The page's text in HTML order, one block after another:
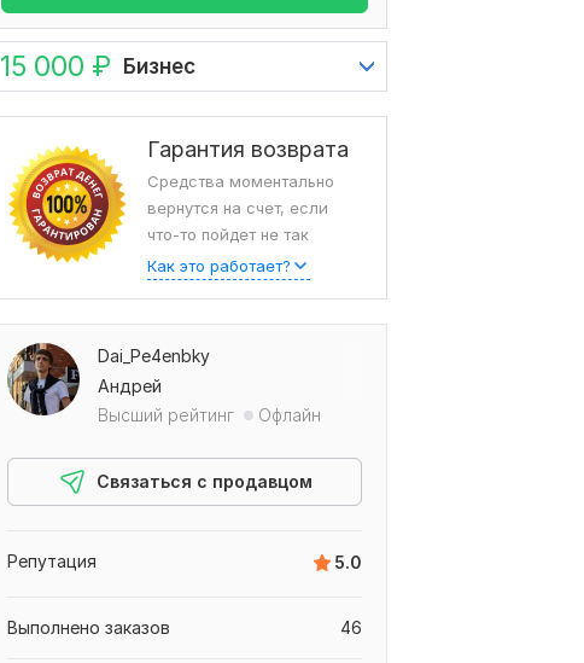
15 000 ₽ Бизнес
Гарантия возврата
Средства моментально
вернутся на счет, если
что-то пойдет не так
Как это работает?
Dai_Pe4enbky
Андрей
Высший рейтинг
Офлайн
Связаться с продавцом
5.0
Репутация
46
Выполнено заказов